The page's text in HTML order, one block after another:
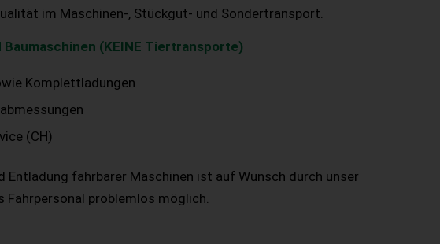
im Maschinen-, Stückgut- und Sondertransport.
Baumaschinen (KEINE Tiertransporte)
Komplettladungen
(CH)
Entladung fahrbarer Maschinen ist auf Wunsch durch unser
Fahrpersonal problemlos möglich.